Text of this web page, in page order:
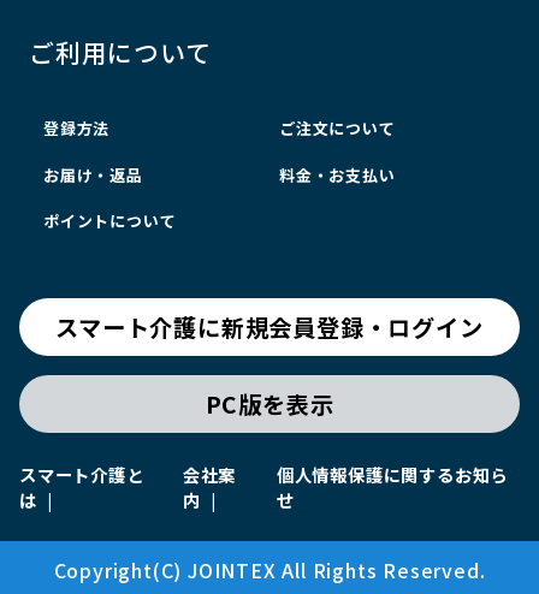
ご利用について
登録方法 ご注文について
お届け・返品 料金・お支払い
ポイントについて
スマート介護に新規会員登録・ログイン
PC版を表示
スマート介護と
は
会社案
内
個人情報保護に関するお知ら
せ
Copyright(C) JOINTEX All Rights Reserved.